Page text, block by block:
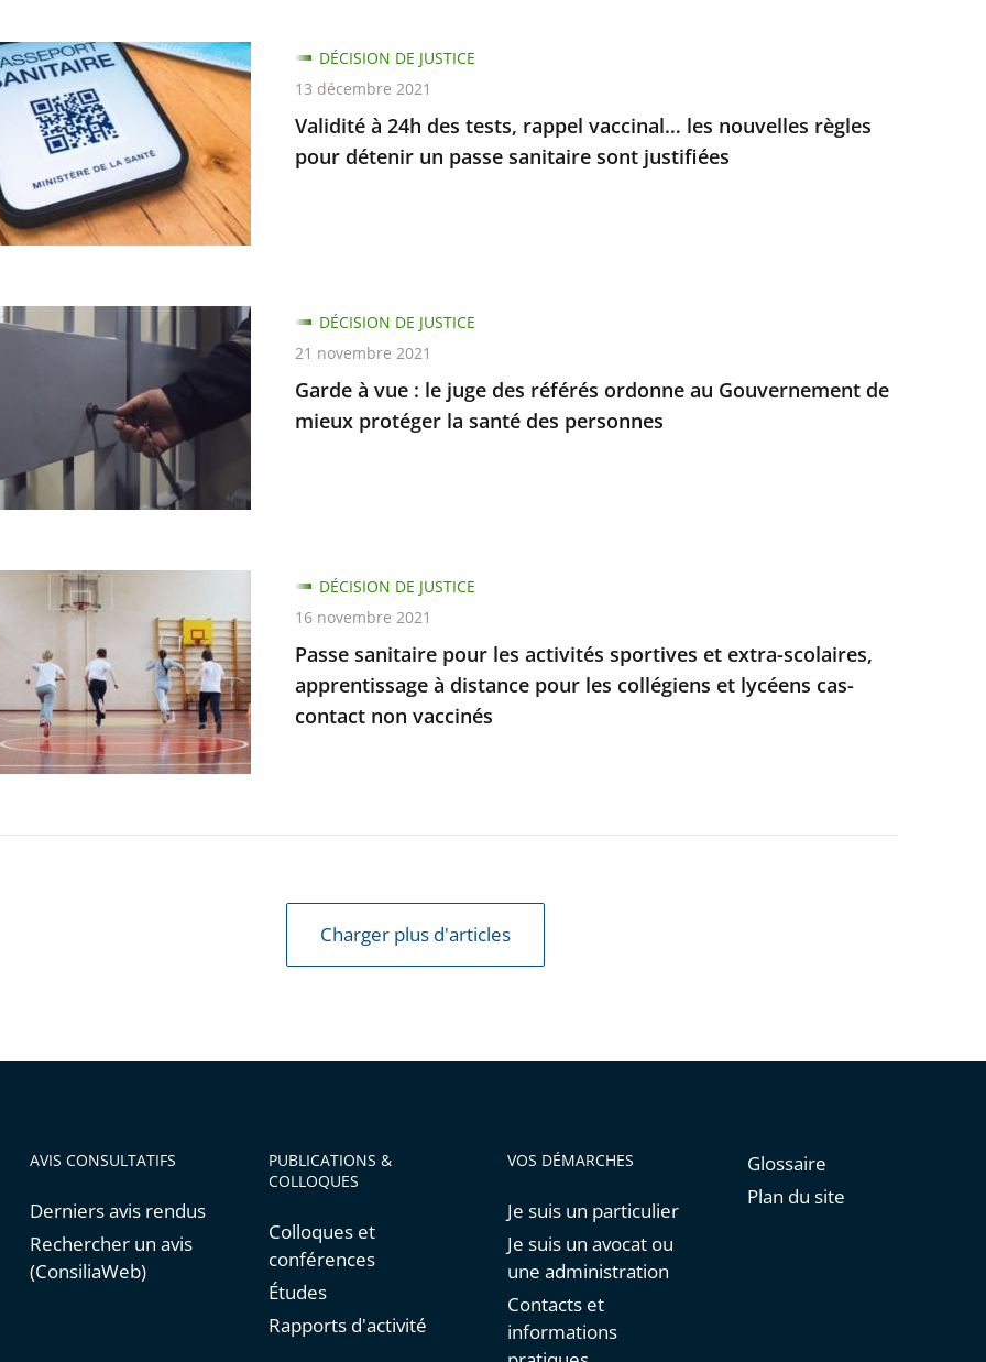
Validité à 24h des tests, rappel vaccinal… les nouvelles règles
pour détenir un passe sanitaire sont justifiées
DÉCISION DE JUSTICE
13 décembre 2021
Garde à vue : le juge des référés ordonne au Gouvernement de
mieux protéger la santé des personnes
DÉCISION DE JUSTICE
21 novembre 2021
Passe sanitaire pour les activités sportives et extra-scolaires,
apprentissage à distance pour les collégiens et lycéens cas-
contact non vaccinés
DÉCISION DE JUSTICE
16 novembre 2021
Charger plus d'articles
AVIS CONSULTATIFS
Derniers avis rendus
Rechercher un avis
(ConsiliaWeb)
PUBLICATIONS &
COLLOQUES
Colloques et
conférences
Études
Rapports d'activité
VOS DÉMARCHES
Je suis un particulier
Je suis un avocat ou
une administration
Contacts et
informations
Glossaire
Plan du site